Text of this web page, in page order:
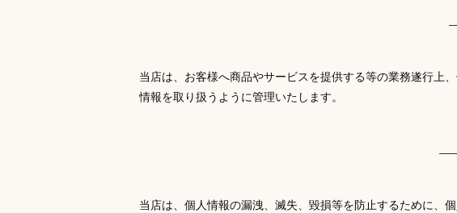
当店は、お客様へ商品やサービスを提供する等の業務遂行上
情報を取り扱うように管理いたします。
当店は、個人情報の漏洩、滅失、毀損等を防止するために、